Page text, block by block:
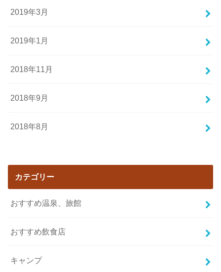
2019年3月
2019年1月
2018年11月
2018年9月
2018年8月
カテゴリー
おすすめ温泉、旅館
おすすめ飲食店
キャンプ